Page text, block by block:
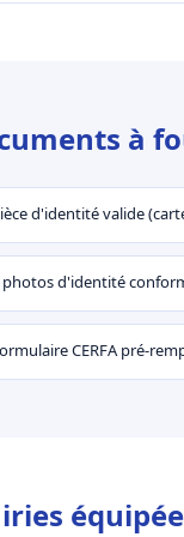
à
d'identité valide
photos d'identité
CERFA pré-